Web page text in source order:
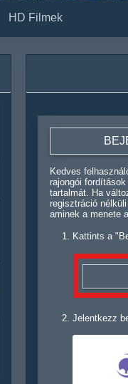
HD Filmek
Kedves
rajongói
tartalmát. Ha
regisztráció
aminek a menete
Kattints a
Jelentkezz